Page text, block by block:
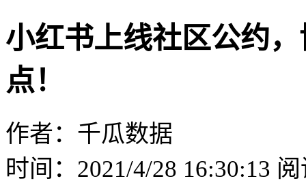
小红书上线社区公约
点！
作者：千瓜数据
时间：2021/4/28 16:30:13